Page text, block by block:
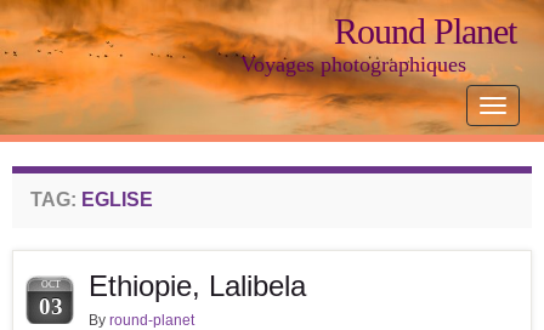
Toggle
Round Planet
Voyages photographiques
TAG: EGLISE
OCT
03
Ethiopie, Lalibela
By round-planet